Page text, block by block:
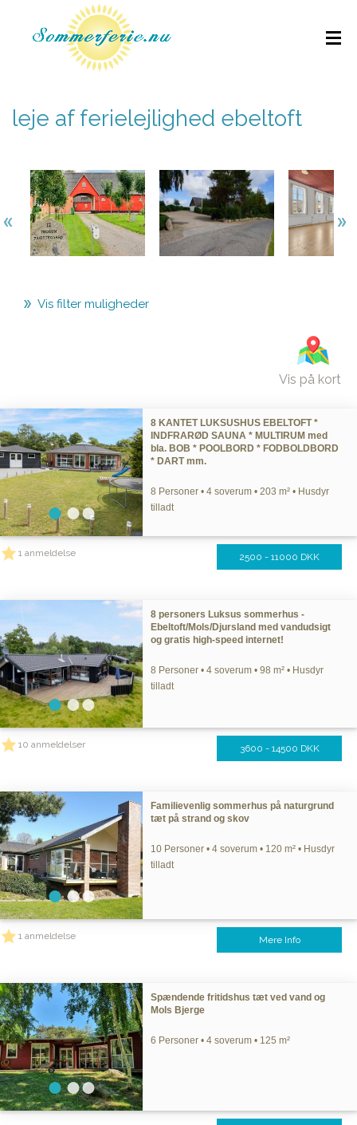
leje af ferielejlighed ebeltoft
Vis filter muligheder
Vis på kort
8 KANTET LUKSUSHUS EBELTOFT *
INDFRARØD SAUNA * MULTIRUM med
bla. BOB * POOLBORD * FODBOLDBORD
* DART mm.
8 Personer • 4 soverum • 203 m² • Husdyr
tilladt
1 anmeldelse 2500 - 11000 DKK
8 personers Luksus sommerhus -
Ebeltoft/Mols/Djursland med vandudsigt
og gratis high-speed internet!
8 Personer • 4 soverum • 98 m² • Husdyr
tilladt
10 anmeldelser 3600 - 14500 DKK
Familievenlig sommerhus på naturgrund
tæt på strand og skov
10 Personer • 4 soverum • 120 m² • Husdyr
tilladt
1 anmeldelse Mere Info
Spændende fritidshus tæt ved vand og
Mols Bjerge
6 Personer • 4 soverum • 125 m²